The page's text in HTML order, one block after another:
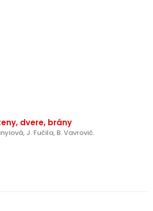
dvere, brány
J. Fučila, B. Vavrovič.